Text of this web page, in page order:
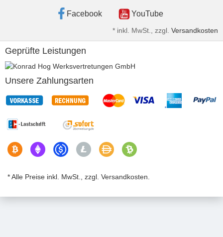
Facebook YouTube
* inkl. MwSt., zzgl. Versandkosten
Geprüfte Leistungen
Unsere Zahlungsarten
* Alle Preise inkl. MwSt., zzgl. Versandkosten.